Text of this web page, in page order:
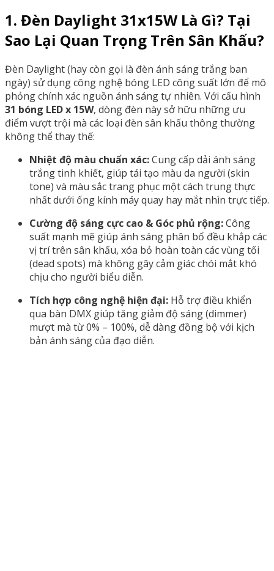
1. Đèn Daylight 31x15W Là Gì? Tại
Sao Lại Quan Trọng Trên Sân Khấu?
Đèn Daylight (hay còn gọi là đèn ánh sáng trắng ban
ngày) sử dụng công nghệ bóng LED công suất lớn để mô
phỏng chính xác nguồn ánh sáng tự nhiên. Với cấu hình
31 bóng LED x 15W, dòng đèn này sở hữu những ưu
điểm vượt trội mà các loại đèn sân khấu thông thường
không thể thay thế:
Nhiệt độ màu chuẩn xác:Cung cấp dải ánh sáng
trắng tinh khiết, giúp tái tạo màu da người (skin
tone) và màu sắc trang phục một cách trung thực
nhất dưới ống kính máy quay hay mắt nhìn trực tiếp.
Cường độ sáng cực cao & Góc phủ rộng:Công
suất mạnh mẽ giúp ánh sáng phân bổ đều khắp các
vị trí trên sân khấu, xóa bỏ hoàn toàn các vùng tối
(dead spots) mà không gây cảm giác chói mắt khó
chịu cho người biểu diễn.
Tích hợp công nghệ hiện đại: Hỗ trợ điều khiển
qua bàn DMX giúp tăng giảm độ sáng (dimmer)
mượt mà từ 0% – 100%, dễ dàng đồng bộ với kịch
bản ánh sáng của đạo diễn.